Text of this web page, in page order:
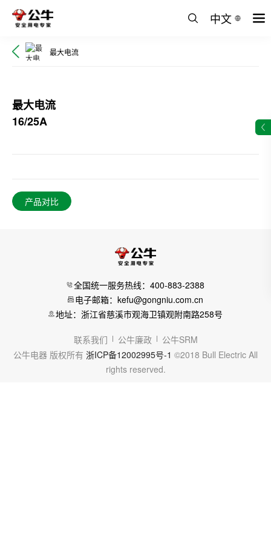
中文
最大电流
最大电流
16/25A
产品对比
全国统一服务热线：400-883-2388
电子邮箱：kefu@gongniu.com.cn
地址：浙江省慈溪市观海卫镇观附南路258号
联系我们 公牛廉政
公牛SRM
公牛电器 版权所有 浙ICP备12002995号-1 ©2018 Bull Electric All
rights reserved.